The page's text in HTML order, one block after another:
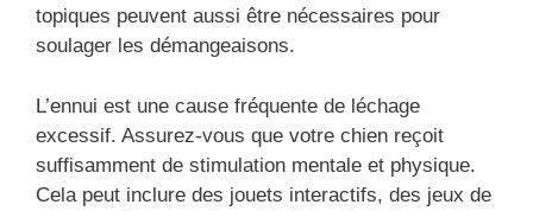
topiques peuvent aussi être nécessaires pour
soulager les démangeaisons.
L’ennui est une cause fréquente de léchage
excessif. Assurez-vous que votre chien reçoit
suffisamment de stimulation mentale et physique.
Cela peut inclure des jouets interactifs, des jeux de